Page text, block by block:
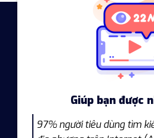
Giúp bạn được
97% người tiêu dùng tìm